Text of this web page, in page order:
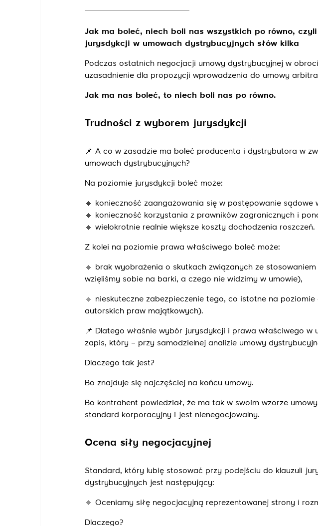
Jak ma boleć, niech boli nas wszystkich po równo,
jurysdykcji w umowach dystrybucyjnych słów kilka
Podczas ostatnich negocjacji umowy dystrybucyjnej w
uzasadnienie dla propozycji wprowadzenia do umowy
Jak ma nas boleć, to niech boli nas po równo.
Trudności z wyborem jurysdykcji
📌 A co w zasadzie ma boleć producenta i dystrybutora w
umowach dystrybucyjnych?
Na poziomie jurysdykcji boleć może:
🔹
konieczność zaangażowania się w postępowanie sądowe
🔹
konieczność korzystania z prawników zagranicznych i
🔹 wielokrotnie realnie większe koszty dochodzenia roszczeń.
Z kolei na poziomie prawa właściwego boleć może:
🔹
brak wyobrażenia o skutkach związanych ze
wzięliśmy sobie na barki, a czego nie widzimy w umowie),
🔹
nieskuteczne zabezpieczenie tego, co istotne na
autorskich praw majątkowych).
📌 Dlatego właśnie wybór jurysdykcji i prawa właściwego
zapis, który – przy samodzielnej analizie umowy
Dlaczego tak jest?
Bo znajduje się najczęściej na końcu umowy.
Bo kontrahent powiedział, że ma tak w swoim wzorze
standard korporacyjny i jest nienegocjowalny.
Ocena siły negocjacyjnej
Standard, który lubię stosować przy podejściu do klauzuli
dystrybucyjnych jest następujący:
🔹 Oceniamy siłę negocjacyjną reprezentowanej strony i
Dlaczego?